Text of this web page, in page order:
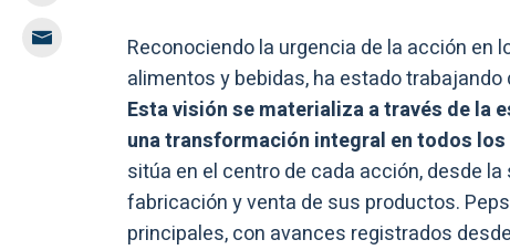
Reconociendo la urgencia de la acción en
alimentos y bebidas, ha estado
Esta visión se materializa a través de la
una transformación integral en todos
sitúa en el centro de cada acción, desde
fabricación y venta de sus productos.
principales, con avances registrados